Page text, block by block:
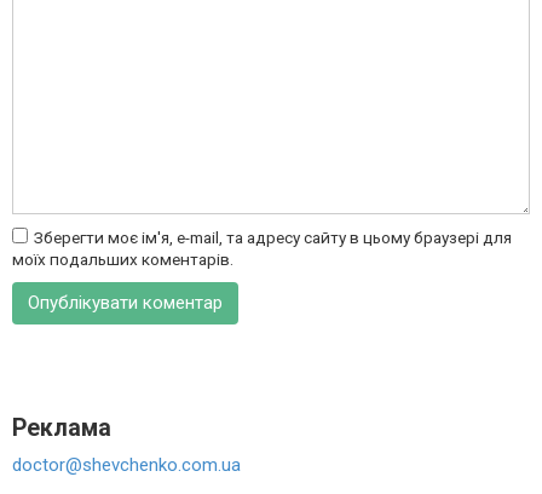
Зберегти моє ім'я, e-mail, та адресу сайту в цьому браузері для
моїх подальших коментарів.
Реклама
doctor@shevchenko.com.ua